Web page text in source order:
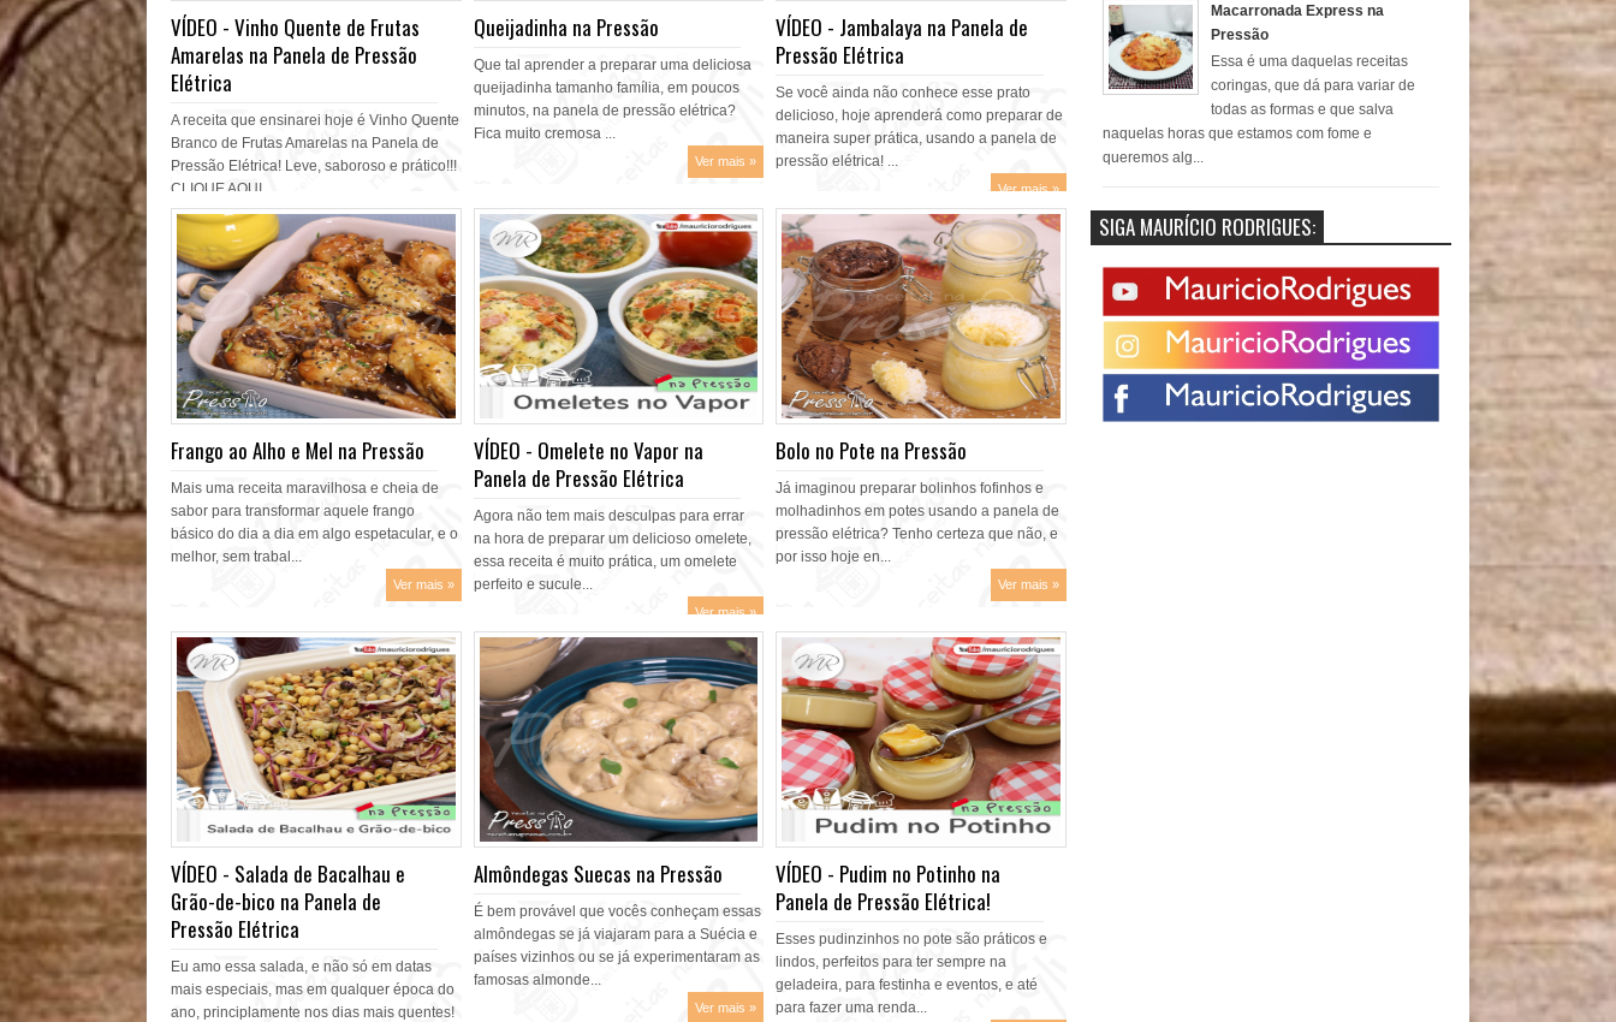
VÍDEO - Vinho Quente de Frutas
Amarelas na Panela de Pressão
Elétrica
A receita que ensinarei hoje é Vinho Quente
Branco de Frutas Amarelas na Panela de
Pressão Elétrica! Leve, saboroso e prático!!!
CLIQUE AQUI...
Ver mais »
Queijadinha na Pressão
Que tal aprender a preparar uma deliciosa
queijadinha tamanho família, em poucos
minutos, na panela de pressão elétrica?
Fica muito cremosa ...
Ver mais »
VÍDEO - Jambalaya na Panela de
Pressão Elétrica
Se você ainda não conhece esse prato
delicioso, hoje aprenderá como preparar de
maneira super prática, usando a panela de
pressão elétrica! ...
Ver mais »
Frango ao Alho e Mel na Pressão
Mais uma receita maravilhosa e cheia de
sabor para transformar aquele frango
básico do dia a dia em algo espetacular, e o
melhor, sem trabal...
Ver mais »
VÍDEO - Omelete no Vapor na
Panela de Pressão Elétrica
Agora não tem mais desculpas para errar
na hora de preparar um delicioso omelete,
essa receita é muito prática, um omelete
perfeito e sucule...
Ver mais »
Bolo no Pote na Pressão
Já imaginou preparar bolinhos fofinhos e
molhadinhos em potes usando a panela de
pressão elétrica? Tenho certeza que não, e
por isso hoje en...
Ver mais »
VÍDEO - Salada de Bacalhau e
Grão-de-bico na Panela de
Pressão Elétrica
Eu amo essa salada, e não só em datas
mais especiais, mas em qualquer época do
ano, principlamente nos dias mais quentes!
Almôndegas Suecas na Pressão
É bem provável que vocês conheçam essas
almôndegas se já viajaram para a Suécia e
países vizinhos ou se já experimentaram as
famosas almonde...
Ver mais »
VÍDEO - Pudim no Potinho na
Panela de Pressão Elétrica!
Esses pudinzinhos no pote são práticos e
lindos, perfeitos para ter sempre na
geladeira, para festinha e eventos, e até
para fazer uma renda...
Macarronada Express na
Pressão
Essa é uma daquelas receitas
coringas, que dá para variar de
todas as formas e que salva
naquelas horas que estamos com fome e
queremos alg...
SIGA MAURÍCIO RODRIGUES: